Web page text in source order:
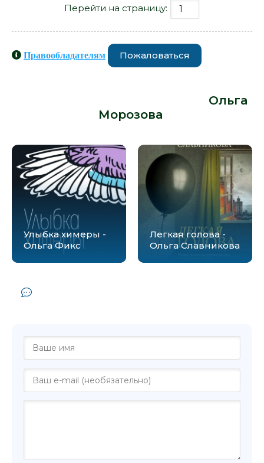
Перейти на страницу:
Правообладателям Пожаловаться
Ольга
Морозова
Улыбка химеры -
Ольга Фикс
Легкая голова -
Ольга Славникова